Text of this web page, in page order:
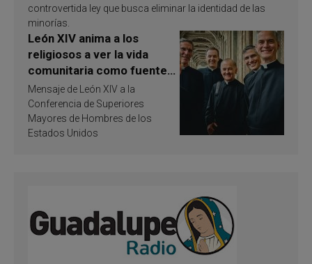
controvertida ley que busca eliminar la identidad de las
minorías.
León XIV anima a los
religiosos a ver la vida
comunitaria como fuente
de inspiración y
santificación
Mensaje de León XIV a la
Conferencia de Superiores
Mayores de Hombres de los
Estados Unidos